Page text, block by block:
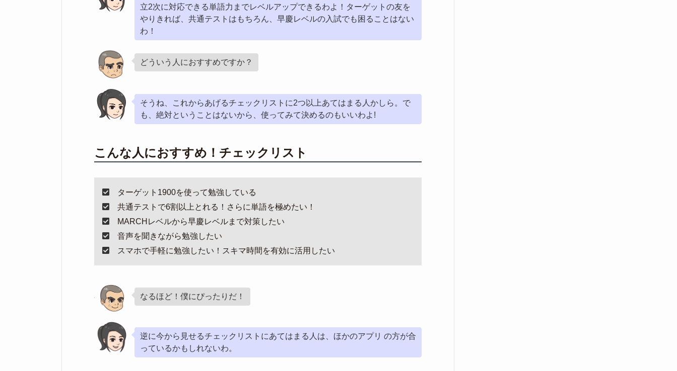
立2次に対応できる単語力までレベルアップできるわよ！ターゲットの友を
やりきれば、共通テストはもちろん、早慶レベルの入試でも困ることはない
わ！
どういう人におすすめですか？
そうね、これからあげるチェックリストに2つ以上あてはまる人かしら。で
も、絶対ということはないから、使ってみて決めるのもいいわよ!
こんな人におすすめ！チェックリスト
ターゲット1900を使って勉強している
共通テストで6割以上とれる！さらに単語を極めたい！
MARCHレベルから早慶レベルまで対策したい
音声を聞きながら勉強したい
スマホで手軽に勉強したい！スキマ時間を有効に活用したい
なるほど！僕にぴったりだ！
逆に今から見せるチェックリストにあてはまる人は、ほかのアプリ の方が合
っているかもしれないわ。